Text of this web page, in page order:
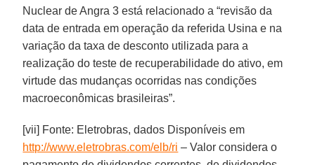
Nuclear de Angra 3 está relacionado a “revisão da
data de entrada em operação da referida Usina e na
variação da taxa de desconto utilizada para a
realização do teste de recuperabilidade do ativo, em
virtude das mudanças ocorridas nas condições
macroeconômicas brasileiras”.
[vii] Fonte: Eletrobras, dados Disponíveis em
http://www.eletrobras.com/elb/ri – Valor considera o